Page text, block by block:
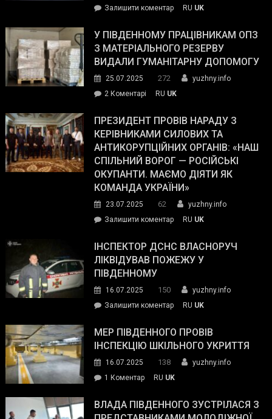
Залишити коментарon
завойовує
симпатії
виборців
The
Street
Journal.
RU UK
У ПІВДЕННОМУ ПРАЦІВНИКАМ ОПЗ
З МАТЕРІАЛЬНОГО РЕЗЕРВУ
ВИДАЛИ ГУМАНІТАРНУ ДОПОМОГУ
25.07.2025 272
yuzhny.info
2 Коментарі
Південному
працівникам
ОПЗ
з
матеріального
резерву
гуманітарну
допомогу
RU UK
ПРЕЗИДЕНТ ПРОВІВ НАРАДУ З
КЕРІВНИКАМИ СИЛОВИХ ТА
АНТИКОРУПЦІЙНИХ ОРГАНІВ: «НАШ
СПІЛЬНИЙ ВОРОГ — РОСІЙСЬКІ
ОКУПАНТИ. МАЄМО ДІЯТИ ЯК
КОМАНДА УКРАЇНИ»
23.07.2025 62
yuzhny.info
Залишити коментарon
провів
нараду
силових
та
органів:
«Наш
спільний
окупанти.
RU UK
ІНСПЕКТОР ДСНС ВЛАСНОРУЧ
ЛІКВІДУВАВ ПОЖЕЖУ У
ПІВДЕННОМУ
16.07.2025 150
yuzhny.info
Залишити коментарon
ДСНС
власноруч
пожежу
у
RU UK
МЕР ПІВДЕННОГО ПРОВІВ
ІНСПЕКЦІЮ ШКІЛЬНОГО УКРИТТЯ
16.07.2025 138
yuzhny.info
1 Коментардо
Південного
провів
RU UK
ВЛАДА ПІВДЕННОГО ЗУСТРІЛАСЯ З